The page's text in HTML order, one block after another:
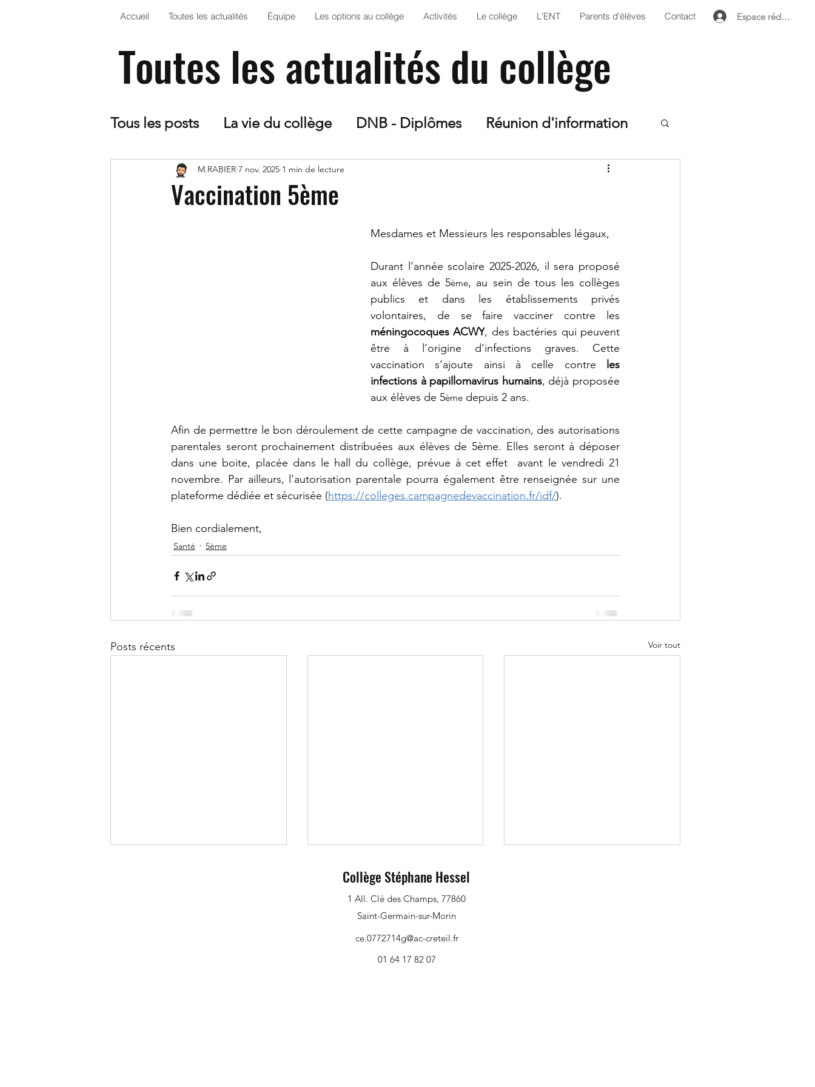
Accueil Toutes les actualités Équipe Les options au collège Activités Le collège L'ENT Parents d'élèves Contact Espace rédacteur
Toutes les actualités du collège
Tous les posts La vie du collège DNB - Diplômes Réunion d'information
5ème - Option Art Solidarité
Club Jardin AS Anglais Français
3ème Histoire-Géographie ULIS
4ème Forum des stages MLDS
Vaccination 5ème
M.RABIER 7 nov. 2025 1 min de lecture
Mesdames et Messieurs les responsables légaux,
​​​​​​​​​​​​​​​​​​​​​​​​​​​​​​​​​​​​​​​​​​​​​​​​​​​​​​​​​​​​​​​​​​​​​​​​​​​​​​​​​​​​​​​​​​​​​​​​​​​​​​​​​​​​​​​​​​​​​​​​​Durant l’année scolaire 2025-2026, il sera proposé
aux élèves de 5​​​​​​​​​​​​​​​​​​​​​​​​​​​​​​​​​​​​​​​​​​​​​​​​​​​​​​​​​​​​​​​​​​​​​​​​​​​​​​​​​​​​​​​​​​​​​​​​​​​​​​​​​​​​​​​​​​​​​​​​​ème​​​​​​​​​​​​​​​​​​​​​​​​​​​​​​​​​​​​​​​​​​​​​​​​​​​​​​​​​​​​​​​​​​​​​​​​​​​​​​​​​​​​​​​​​​​​​​​​​​​​​​​​​​​​​​​​​​​​​​​​​, au sein de tous les collèges
publics et dans les établissements privés
volontaires, de se faire vacciner contre les
méningocoques ACWY, des bactéries qui peuvent
être à l’origine d’infections graves. Cette
vaccination s’ajoute ainsi à celle contre les
infections à papillomavirus humains, déjà proposée
aux élèves de 5​​​​​​​​​​​​​​​​​​​​​​​​​​​​​​​​​​​​​​​​​​​​​​​​​​​​​​​​​​​​​​​​​​​​​​​​​​​​​​​​​​​​​​​​​​​​​​​​​​​​​​​​​​​​​​​​​​​​​​​​​ème ​​​​​​​​​​​​​​​​​​​​​​​​​​​​​​​​​​​​​​​​​​​​​​​​​​​​​​​​​​​​​​​​​​​​​​​​​​​​​​​​​​​​​​​​​​​​​​​​​​​​​​​​​​​​​​​​​​​​​​​​​ depuis 2 ans.
Afin de permettre le bon déroulement de cette campagne de vaccination, des autorisations
parentales seront prochainement distribuées aux élèves de 5ème. Elles seront à déposer
dans une boite, placée dans le hall du collège, prévue à cet effet  avant le vendredi 21
novembre. Par ailleurs, l’autorisation parentale pourra également être renseignée sur une
plateforme dédiée et sécurisée (https://colleges.campagnedevaccination.fr/idf/).
Bien cordialement,
Santé 5ème
Posts récents Voir tout
Visite d'une élève espagnole en
Collège Stéphane Hessel
1 All. Clé des Champs, 77860
Saint-Germain-sur-Morin
ce.0772714g@ac-creteil.fr
01 64 17 82 07